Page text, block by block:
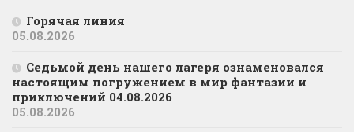
Горячая линия
05.08.2026
Седьмой день нашего лагеря ознаменовался
настоящим погружением в мир фантазии и
приключений 04.08.2026
05.08.2026